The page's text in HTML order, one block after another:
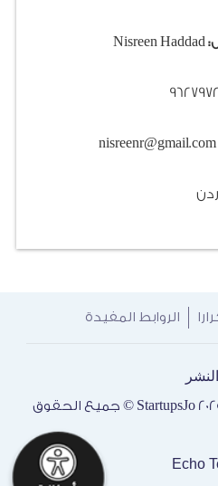
Nisreen Haddad
nisreenr@gmail.com
الروابط المفيدة
حقوق النشر والنسخ 2021-2025 StartupsJo © جميع الحقوق
Echo